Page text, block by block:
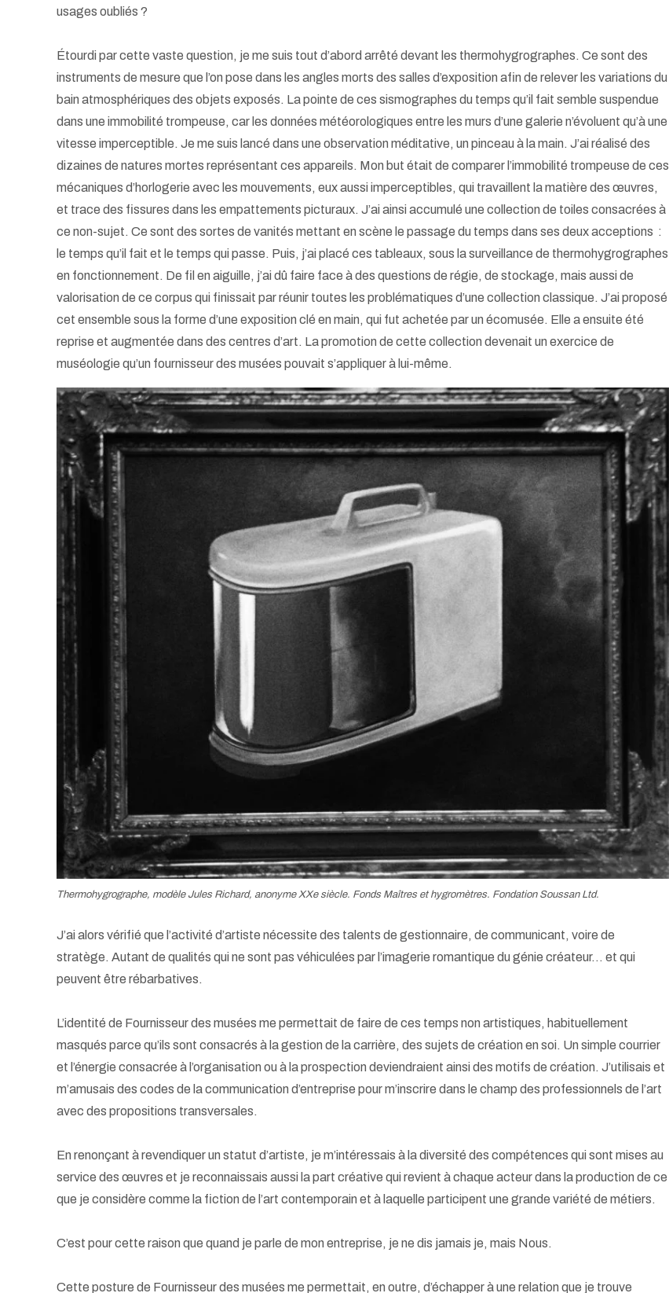
usages oubliés ?
Étourdi par cette vaste question, je me suis tout d’abord arrêté devant les thermohygrographes. Ce sont des
instruments de mesure que l’on pose dans les angles morts des salles d’exposition afin de relever les variations du
bain atmosphériques des objets exposés. La pointe de ces sismographes du temps qu’il fait semble suspendue
dans une immobilité trompeuse, car les données météorologiques entre les murs d’une galerie n’évoluent qu’à une
vitesse imperceptible. Je me suis lancé dans une observation méditative, un pinceau à la main. J’ai réalisé des
dizaines de natures mortes représentant ces appareils. Mon but était de comparer l’immobilité trompeuse de ces
mécaniques d’horlogerie avec les mouvements, eux aussi imperceptibles, qui travaillent la matière des œuvres,
et trace des fissures dans les empattements picturaux. J’ai ainsi accumulé une collection de toiles consacrées à
ce non-sujet. Ce sont des sortes de vanités mettant en scène le passage du temps dans ses deux acceptions :
le temps qu’il fait et le temps qui passe. Puis, j’ai placé ces tableaux, sous la surveillance de thermohygrographes
en fonctionnement. De fil en aiguille, j’ai dû faire face à des questions de régie, de stockage, mais aussi de
valorisation de ce corpus qui finissait par réunir toutes les problématiques d’une collection classique. J’ai proposé
cet ensemble sous la forme d’une exposition clé en main, qui fut achetée par un écomusée. Elle a ensuite été
reprise et augmentée dans des centres d’art. La promotion de cette collection devenait un exercice de
muséologie qu’un fournisseur des musées pouvait s’appliquer à lui-même.
Thermohygrographe, modèle Jules Richard, anonyme XXe siècle. Fonds Maîtres et hygromètres. Fondation Soussan Ltd.
J’ai alors vérifié que l’activité d’artiste nécessite des talents de gestionnaire, de communicant, voire de
stratège. Autant de qualités qui ne sont pas véhiculées par l’imagerie romantique du génie créateur… et qui
peuvent être rébarbatives.
L’identité de Fournisseur des musées me permettait de faire de ces temps non artistiques, habituellement
masqués parce qu’ils sont consacrés à la gestion de la carrière, des sujets de création en soi. Un simple courrier
et l’énergie consacrée à l’organisation ou à la prospection deviendraient ainsi des motifs de création. J’utilisais et
m’amusais des codes de la communication d’entreprise pour m’inscrire dans le champ des professionnels de l’art
avec des propositions transversales.
En renonçant à revendiquer un statut d’artiste, je m’intéressais à la diversité des compétences qui sont mises au
service des œuvres et je reconnaissais aussi la part créative qui revient à chaque acteur dans la production de ce
que je considère comme la fiction de l’art contemporain et à laquelle participent une grande variété de métiers.
C’est pour cette raison que quand je parle de mon entreprise, je ne dis jamais je, mais Nous.
Cette posture de Fournisseur des musées me permettait, en outre, d’échapper à une relation que je trouve